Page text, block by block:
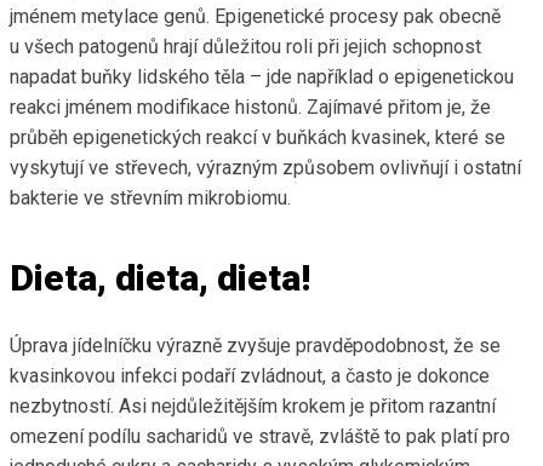
jménem metylace genů. Epigenetické procesy pak obecně
u všech patogenů hrají důležitou roli při jejich schopnost
napadat buňky lidského těla – jde například o epigenetickou
reakci jménem modifikace histonů. Zajímavé přitom je, že
průběh epigenetických reakcí v buňkách kvasinek, které se
vyskytují ve střevech, výrazným způsobem ovlivňují i ostatní
bakterie ve střevním mikrobiomu.
Dieta, dieta, dieta!
Úprava jídelníčku výrazně zvyšuje pravděpodobnost, že se
kvasinkovou infekci podaří zvládnout, a často je dokonce
nezbytností. Asi nejdůležitějším krokem je přitom razantní
omezení podílu sacharidů ve stravě, zvláště to pak platí pro